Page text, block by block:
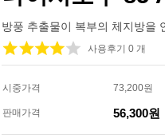
방풍 추출물이 복부의 체지방을
사용후기 0 개
시중가격 73,200원
판매가격 56,300원